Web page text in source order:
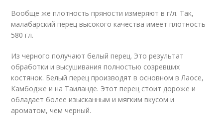
Вообще же плотность пряности измеряют в г/л. Так,
малабарский перец высокого качества имеет плотность
580 гл.
Из черного получают белый перец. Это результат
обработки и высушивания полностью созревших
костянок. Белый перец производят в основном в Лаосе,
Камбодже и на Таиланде. Этот перец стоит дороже и
обладает более изысканным и мягким вкусом и
ароматом, чем черный.